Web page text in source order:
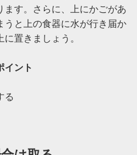
す。さらに、上にかごがあ
うと上の食器に水が行き届か
置きましょう。
イント
る